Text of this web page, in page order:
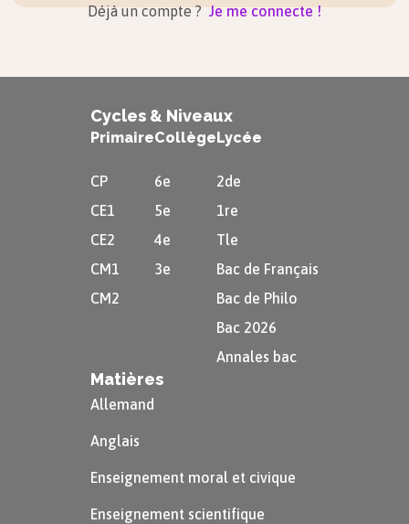
Déjà un compte ? Je me connecte !
Cycles & Niveaux
Primaire
CP
CE1
CE2
CM1
CM2
Collège
6e
5e
4e
3e
Lycée
2de
1re
Tle
Bac de Français
Bac de Philo
Bac 2026
Annales bac
Matières
Allemand
Anglais
Enseignement moral et civique
Enseignement scientifique